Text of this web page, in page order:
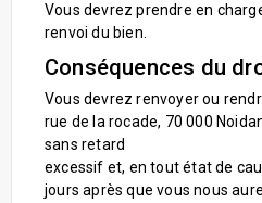
Vous devrez prendre en
renvoi du bien.
Conséquences du
Vous devrez renvoyer ou
rue de la rocade, 70 000
sans retard
excessif et, en tout état de
jours après que vous nous